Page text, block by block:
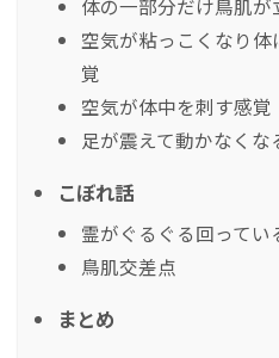
体の一部分だけ鳥肌が
空気が粘っこくなり
覚
空気が体中を刺す感覚
足が震えて動かなくな
こぼれ話
霊がぐるぐる回ってい
鳥肌交差点
まとめ